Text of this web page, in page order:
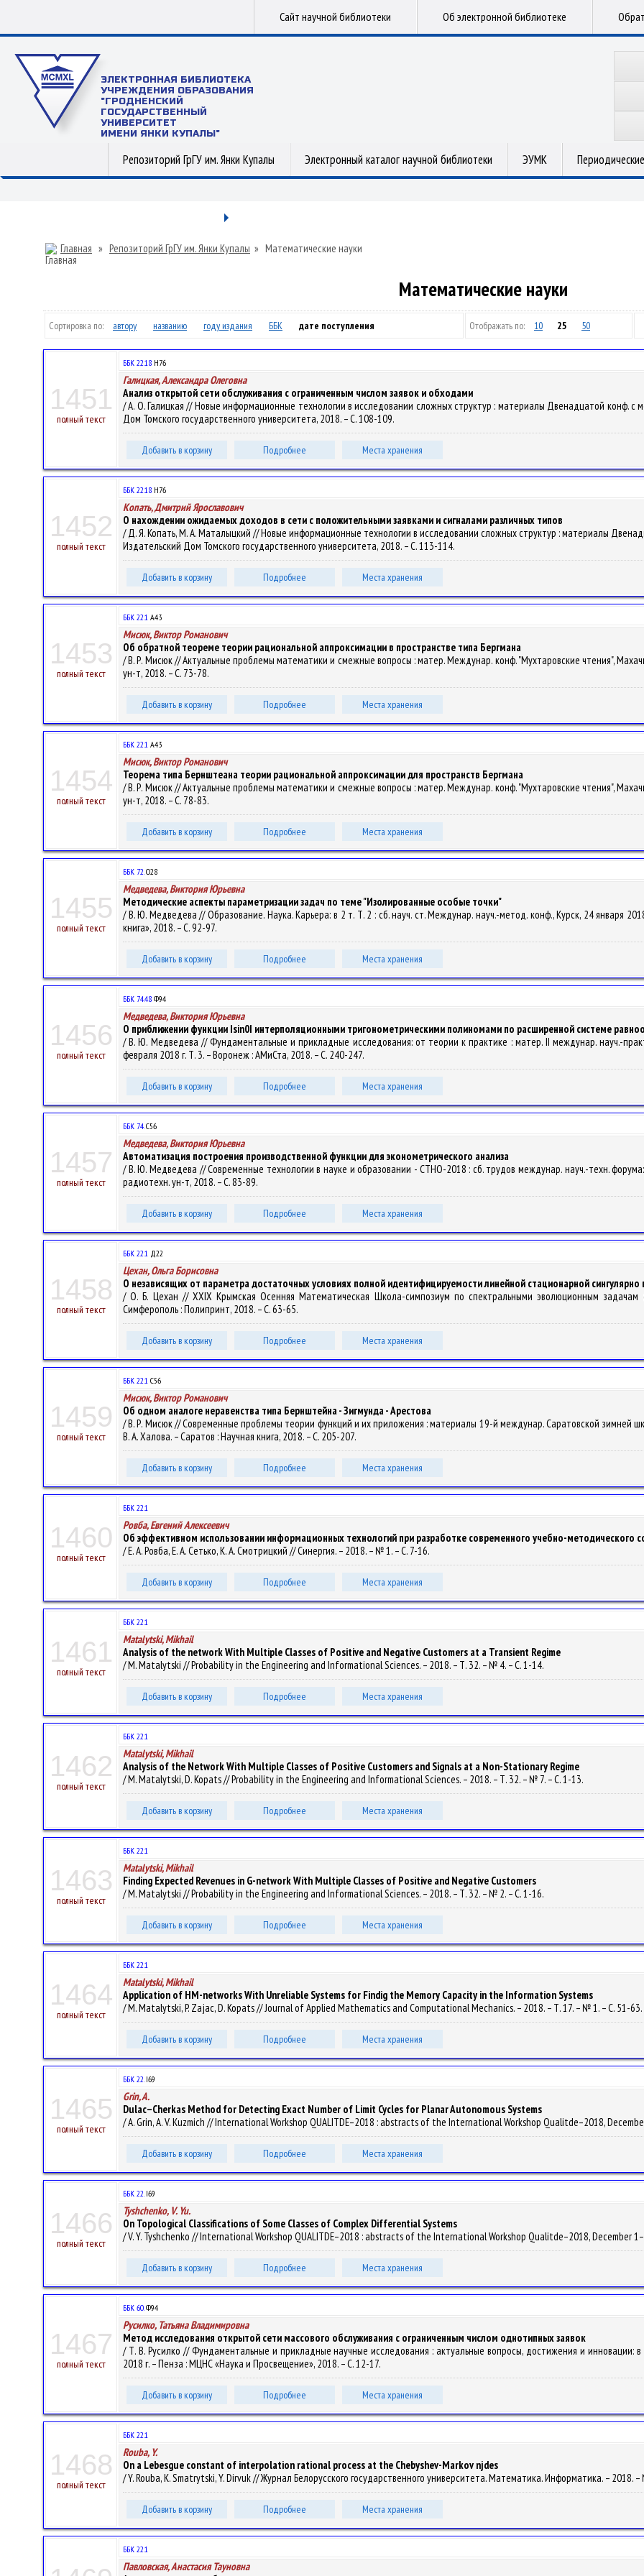
Сайт научной библиотеки Об электронной библиотеке
ЭЛЕКТРОННАЯ БИБЛИОТЕКА
УЧРЕЖДЕНИЯ ОБРАЗОВАНИЯ
"ГРОДНЕНСКИЙ
ГОСУДАРСТВЕННЫЙ
УНИВЕРСИТЕТ
ИМЕНИ ЯНКИ КУПАЛЫ"
Репозиторий ГрГУ им. Янки Купалы Электронный каталог научной библиотеки ЭУМК
Главная » Репозиторий ГрГУ им. Янки Купалы » Математические науки
Математические науки
Сортировка по: автору названию году издания ББК дате поступления Отображать по: 10 25 50
1451
полный текст
ББК 22.18 Н76
Галицкая, Александра Олеговна
Анализ открытой сети обслуживания с ограниченным числом заявок и обходами
/ А. О. Галицкая // Новые информационные технологии в исследовании сложных структур : материалы Двенадцатой конф. с
Дом Томского государственного университета, 2018. – С. 108-109.
Добавить в корзину Подробнее Места хранения
1452
полный текст
ББК 22.18 Н76
Копать, Дмитрий Ярославович
О нахождении ожидаемых доходов в сети с положительными заявками и сигналами различных типов
/ Д. Я. Копать, М. А. Маталыцкий // Новые информационные технологии в исследовании сложных структур : материалы
Издательский Дом Томского государственного университета, 2018. – С. 113-114.
Добавить в корзину Подробнее Места хранения
1453
полный текст
ББК 22.1 А43
Мисюк, Виктор Романович
Об обратной теореме теории рациональной аппроксимации в пространстве типа Бергмана
/ В. Р. Мисюк // Актуальные проблемы математики и смежные вопросы : матер. Междунар. конф. "Мухтаровские чтения",
ун-т, 2018. – С. 73-78.
Добавить в корзину Подробнее Места хранения
1454
полный текст
ББК 22.1 А43
Мисюк, Виктор Романович
Теорема типа Бернштеана теории рациональной аппроксимации для пространств Бергмана
/ В. Р. Мисюк // Актуальные проблемы математики и смежные вопросы : матер. Междунар. конф. "Мухтаровские чтения",
ун-т, 2018. – С. 78-83.
Добавить в корзину Подробнее Места хранения
1455
полный текст
ББК 72.О28
Медведева, Виктория Юрьевна
Методические аспекты параметризации задач по теме "Изолированные особые точки"
/ В. Ю. Медведева // Образование. Наука. Карьера: в 2 т. Т. 2 : сб. науч. ст. Междунар. науч.-метод. конф., Курск, 24 января
книга», 2018. – С. 92-97.
Добавить в корзину Подробнее Места хранения
1456
полный текст
ББК 74.48 Ф94
Медведева, Виктория Юрьевна
О приближении функции Isin0I интерполяционными тригонометрическими полиномами по расширенной системе
/ В. Ю. Медведева // Фундаментальные и прикладные исследования: от теории к практике : матер. II междунар. науч.-
февраля 2018 г. Т. 3. – Воронеж : АМиСта, 2018. – С. 240-247.
Добавить в корзину Подробнее Места хранения
1457
полный текст
ББК 74.С56
Медведева, Виктория Юрьевна
Автоматизация построения производственной функции для эконометрического анализа
/ В. Ю. Медведева // Современные технологии в науке и образовании - СТНО-2018 : сб. трудов междунар. науч.-техн.
радиотехн. ун-т, 2018. – С. 83-89.
Добавить в корзину Подробнее Места хранения
1458
полный текст
ББК 22.1 Д22
Цехан, Ольга Борисовна
О независящих от параметра достаточных условиях полной идентифицируемости линейной стационарной
/ О. Б. Цехан // XXIX Крымская Осенняя Математическая Школа-симпозиум по спектральными эволюционным
Симферополь : Полипринт, 2018. – С. 63-65.
Добавить в корзину Подробнее Места хранения
1459
полный текст
ББК 22.1 С56
Мисюк, Виктор Романович
Об одном аналоге неравенства типа Бернштейна - Зигмунда - Арестова
/ В. Р. Мисюк // Современные проблемы теории функций и их приложения : материалы 19-й междунар. Саратовской зимней
В. А. Халова. – Саратов : Научная книга, 2018. – С. 205-207.
Добавить в корзину Подробнее Места хранения
1460
полный текст
ББК 22.1
Ровба, Евгений Алексеевич
Об эффективном использовании информационных технологий при разработке современного учебно-методического
/ Е. А. Ровба, Е. А. Сетько, К. А. Смотрицкий // Синергия. – 2018. – № 1. – С. 7-16.
Добавить в корзину Подробнее Места хранения
1461
полный текст
ББК 22.1
Matalytski, Mikhail
Analysis of the network With Multiple Classes of Positive and Negative Customers at a Transient Regime
/ M. Matalytski // Probability in the Engineering and Informational Sciences. – 2018. – Т. 32. – № 4. – С. 1-14.
Добавить в корзину Подробнее Места хранения
1462
полный текст
ББК 22.1
Matalytski, Mikhail
Analysis of the Network With Multiple Classes of Positive Customers and Signals at a Non-Stationary Regime
/ M. Matalytski, D. Kopats // Probability in the Engineering and Informational Sciences. – 2018. – Т. 32. – № 7. – С. 1-13.
Добавить в корзину Подробнее Места хранения
1463
полный текст
ББК 22.1
Matalytski, Mikhail
Finding Expected Revenues in G-network With Multiple Classes of Positive and Negative Customers
/ M. Matalytski // Probability in the Engineering and Informational Sciences. – 2018. – Т. 32. – № 2. – С. 1-16.
Добавить в корзину Подробнее Места хранения
1464
полный текст
ББК 22.1
Matalytski, Mikhail
Application of HM-networks With Unreliable Systems for Findig the Memory Capacity in the Information Systems
/ M. Matalytski, P. Zajac, D. Kopats // Journal of Applied Mathematics and Computational Mechanics. – 2018. – Т. 17. – № 1. – С. 51-63.
Добавить в корзину Подробнее Места хранения
1465
полный текст
ББК 22.I69
Grin, A.
Dulac–Cherkas Method for Detecting Exact Number of Limit Cycles for Planar Autonomous Systems
/ A. Grin, A. V. Kuzmich // International Workshop QUALITDE–2018 : abstracts of the International Workshop Qualitde–2018,
Добавить в корзину Подробнее Места хранения
1466
полный текст
ББК 22.I69
Tyshchenko, V. Yu.
On Topological Classifications of Some Classes of Complex Differential Systems
/ V. Y. Tyshchenko // International Workshop QUALITDE–2018 : abstracts of the International Workshop Qualitde–2018, December
Добавить в корзину Подробнее Места хранения
1467
полный текст
ББК 60.Ф94
Русилко, Татьяна Владимировна
Метод исследования открытой сети массового обслуживания с ограниченным числом однотипных заявок
/ Т. В. Русилко // Фундаментальные и прикладные научные исследования : актуальные вопросы, достижения и инновации:
2018 г. – Пенза : МЦНС «Наука и Просвещение», 2018. – С. 12-17.
Добавить в корзину Подробнее Места хранения
1468
полный текст
ББК 22.1
Rouba, Y.
On a Lebesgue constant of interpolation rational process at the Chebyshev-Markov njdes
/ Y. Rouba, K. Smatrytski, Y. Dirvuk // Журнал Белорусского государственного университета. Математика. Информатика. – 2018.
Добавить в корзину Подробнее Места хранения
ББК 22.1
Павловская, Анастасия Тауновна